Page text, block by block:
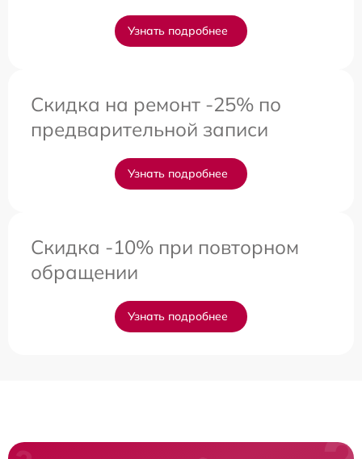
Узнать подробнее
Скидка на ремонт -25% по
предварительной записи
Узнать подробнее
Скидка -10% при повторном
обращении
Узнать подробнее